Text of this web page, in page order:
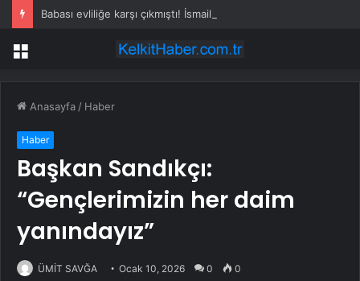
Menü
Anasayfa / Haber
Haber
Başkan Sandıkçı:
“Gençlerimizin her daim
yanındayız”
ÜMİT SAVĞA Ocak 10, 2026 0 0